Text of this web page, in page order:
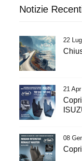
Notizie
22
21
08